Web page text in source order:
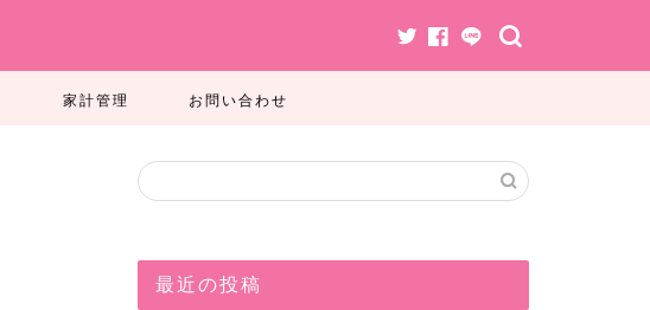
家計管理 お問い合わせ
最近の投稿